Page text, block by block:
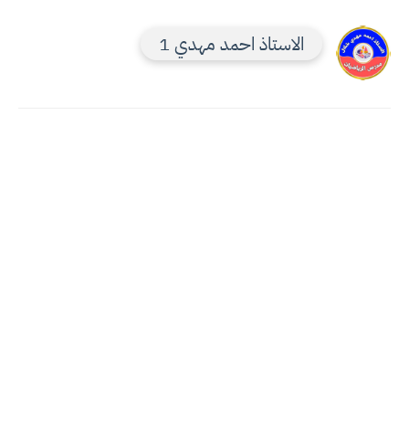
الاستاذ احمد مهدي 1